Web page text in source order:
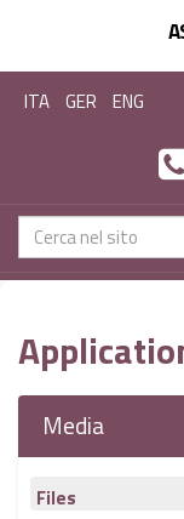
ITA GER ENG
Media
Files